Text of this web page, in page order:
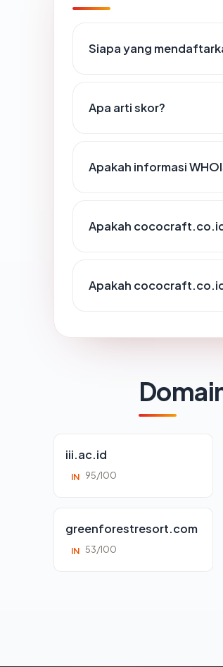
Siapa yang
Apa arti skor?
Apakah informasi
Apakah
Apakah
iii.ac.id
IN 95/100
greenforestresort.com
IN 53/100